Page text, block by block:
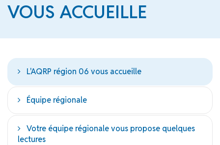
VOUS ACCUEILLE
L'AQRP région 06 vous accueille
Équipe régionale
Votre équipe régionale vous propose quelques
lectures